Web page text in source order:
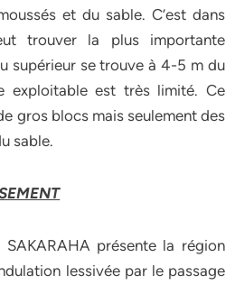
et du sable. C’est dans
trouver la plus importante
supérieur se trouve à 4-5 m du
exploitable est très limité. Ce
gros blocs mais seulement des
sable.
présente la région
lessivée par le passage